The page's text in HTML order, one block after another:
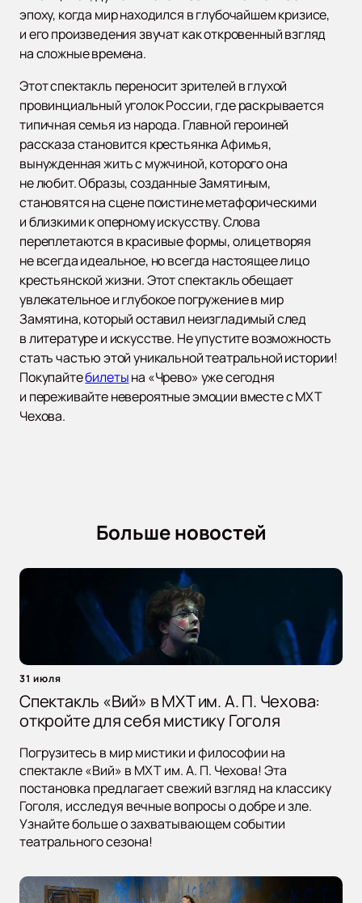
эпоху, когда мир находился в глубочайшем кризисе,
и его произведения звучат как откровенный взгляд
на сложные времена.
Этот спектакль переносит зрителей в глухой
провинциальный уголок России, где раскрывается
типичная семья из народа. Главной героиней
рассказа становится крестьянка Афимья,
вынужденная жить с мужчиной, которого она
не любит. Образы, созданные Замятиным,
становятся на сцене поистине метафорическими
и близкими к оперному искусству. Слова
переплетаются в красивые формы, олицетворяя
не всегда идеальное, но всегда настоящее лицо
крестьянской жизни. Этот спектакль обещает
увлекательное и глубокое погружение в мир
Замятина, который оставил неизгладимый след
в литературе и искусстве. Не упустите возможность
стать частью этой уникальной театральной истории!
Покупайтебилетына «Чрево» уже сегодня
и переживайте невероятные эмоции вместе с МХТ
Чехова.
Больше новостей
31 июля
Спектакль «Вий» в МХТ им. А. П. Чехова:
откройте для себя мистику Гоголя
Погрузитесь в мир мистики и философии на
спектакле «Вий» в МХТ им. А. П. Чехова! Эта
постановка предлагает свежий взгляд на классику
Гоголя, исследуя вечные вопросы о добре и зле.
Узнайте больше о захватывающем событии
театрального сезона!